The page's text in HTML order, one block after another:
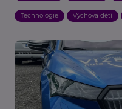
Technologie Výchova dětí